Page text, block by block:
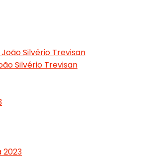
Silvério Trevisan